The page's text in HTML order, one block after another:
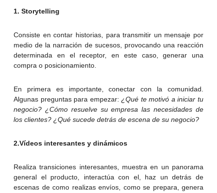
1. Storytelling
Consiste en contar historias, para transmitir un mensaje por
medio de la narración de sucesos, provocando una reacción
determinada en el receptor, en este caso, generar una
compra o posicionamiento.
En primera es importante, conectar con la comunidad.
Algunas preguntas para empezar: ¿Qué te motivó a iniciar tu
negocio? ¿Cómo resuelve su empresa las necesidades de
los clientes? ¿Qué sucede detrás de escena de su negocio?
2.Vídeos interesantes y dinámicos
Realiza transiciones interesantes, muestra en un panorama
general el producto, interactúa con el, haz un detrás de
escenas de como realizas envíos, como se prepara, genera